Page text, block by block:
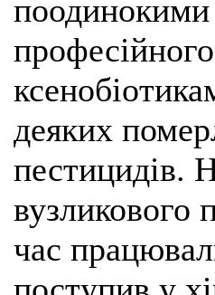
поодинокими
деяких
пестицидів.
вузликового
час